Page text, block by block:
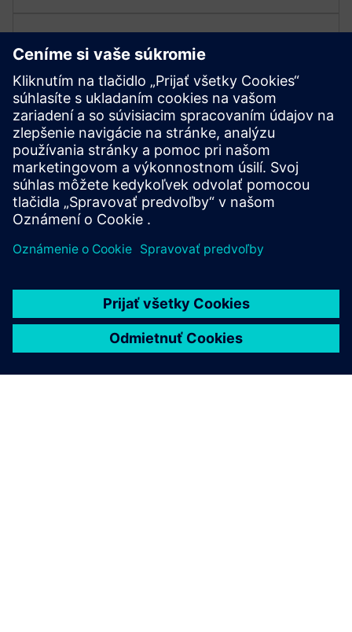
Integrácia Industrial Edge
Integrujte sa s aplikáciami Industrial Edge, ako sú
Performance Insight alebo Energy Manager. Spúšťajte
upozornenia z týchto aplikácií v rámci notifikátora, aby
ste vytvorili jednotné a responzívne prevádzkové
prostredie pre vaše zdroje.